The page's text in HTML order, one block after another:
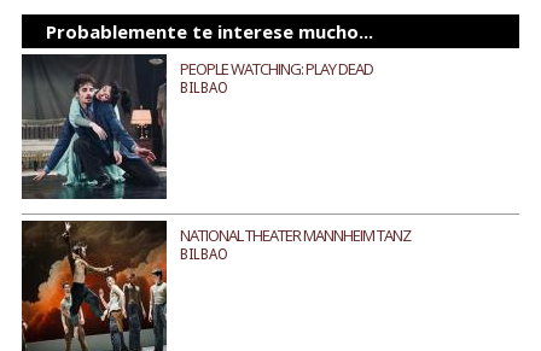
Probablemente te interese mucho...
PEOPLE WATCHING: PLAY DEAD
BILBAO
NATIONAL THEATER MANNHEIM TANZ
BILBAO